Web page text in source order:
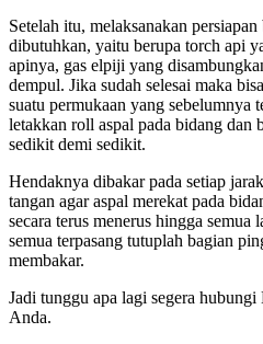
Setelah itu, melaksanakan
dibutuhkan, yaitu berupa torch api
apinya, gas elpiji yang
dempul. Jika sudah selesai maka
suatu permukaan yang sebelumnya
letakkan roll aspal pada bidang dan
sedikit demi sedikit.
Hendaknya dibakar pada setiap
tangan agar aspal merekat pada
secara terus menerus hingga semua
semua terpasang tutuplah bagian
membakar.
Jadi tunggu apa lagi segera
Anda.